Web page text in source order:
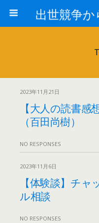
2023年11月21日
【大人の読書感
（百田尚樹）
NO RESPONSES
2023年11月6日
【体験談】チャ
ル相談
NO RESPONSES